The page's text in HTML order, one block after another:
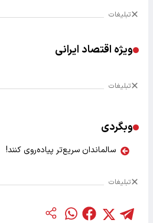
تبلیغات
ویژه اقتصاد ایرانی
تبلیغات
وبگردی
سالماندان سریع‌تر پیاده‌روی کنند!
تبلیغات